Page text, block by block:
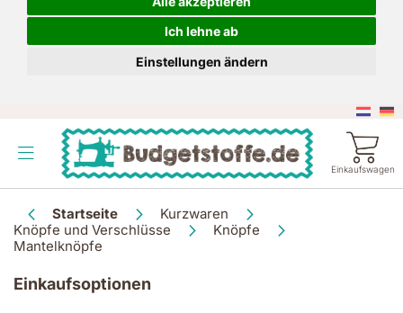
Ich lehne ab
Einstellungen ändern
Inhalt
springen
Einkaufswagen
Startseite
Kurzwaren
Knöpfe und Verschlüsse
Knöpfe
Mantelknöpfe
Einkaufsoptionen